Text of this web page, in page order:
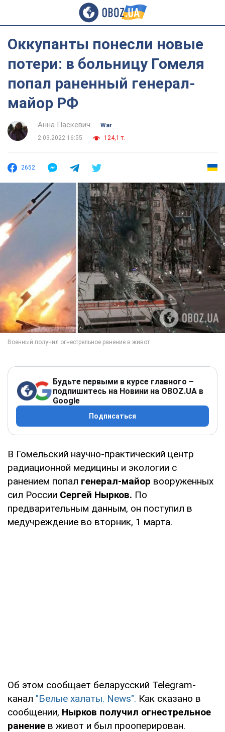
Оккупанты понесли новые
потери: в больницу Гомеля
попал раненный генерал-
майор РФ
Анна Паскевич
War
2.03.2022 16:55
124,1 т.
2652
Будьте первыми в курсе главного –
подпишитесь на Новини на OBOZ.UA в
Google
Подписаться
В Гомельский научно-практический центр
радиационной медицины и экологии с
ранением попал генерал-майор вооруженных
сил России Сергей Нырков. По
предварительным данным, он поступил в
медучреждение во вторник, 1 марта.
Об этом сообщает беларусский Telegram-
канал "Белые халаты. News". Как сказано в
сообщении, Нырков получил огнестрельное
ранение в живот и был прооперирован.